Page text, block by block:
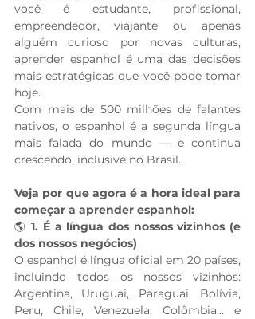
você é estudante, profissional,
empreendedor, viajante ou apenas
alguém curioso por novas culturas,
aprender espanhol é uma das decisões
mais estratégicas que você pode tomar
hoje.
Com mais de 500 milhões de falantes
nativos, o espanhol é a segunda língua
mais falada do mundo — e continua
crescendo, inclusive no Brasil.
Veja por que agora é a hora ideal para
começar a aprender espanhol:
🌎 1. É a língua dos nossos vizinhos (e
dos nossos negócios)
O espanhol é língua oficial em 20 países,
incluindo todos os nossos vizinhos:
Argentina, Uruguai, Paraguai, Bolívia,
Peru, Chile, Venezuela, Colômbia... e